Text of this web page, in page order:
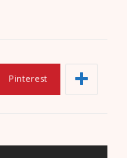
Pinterest